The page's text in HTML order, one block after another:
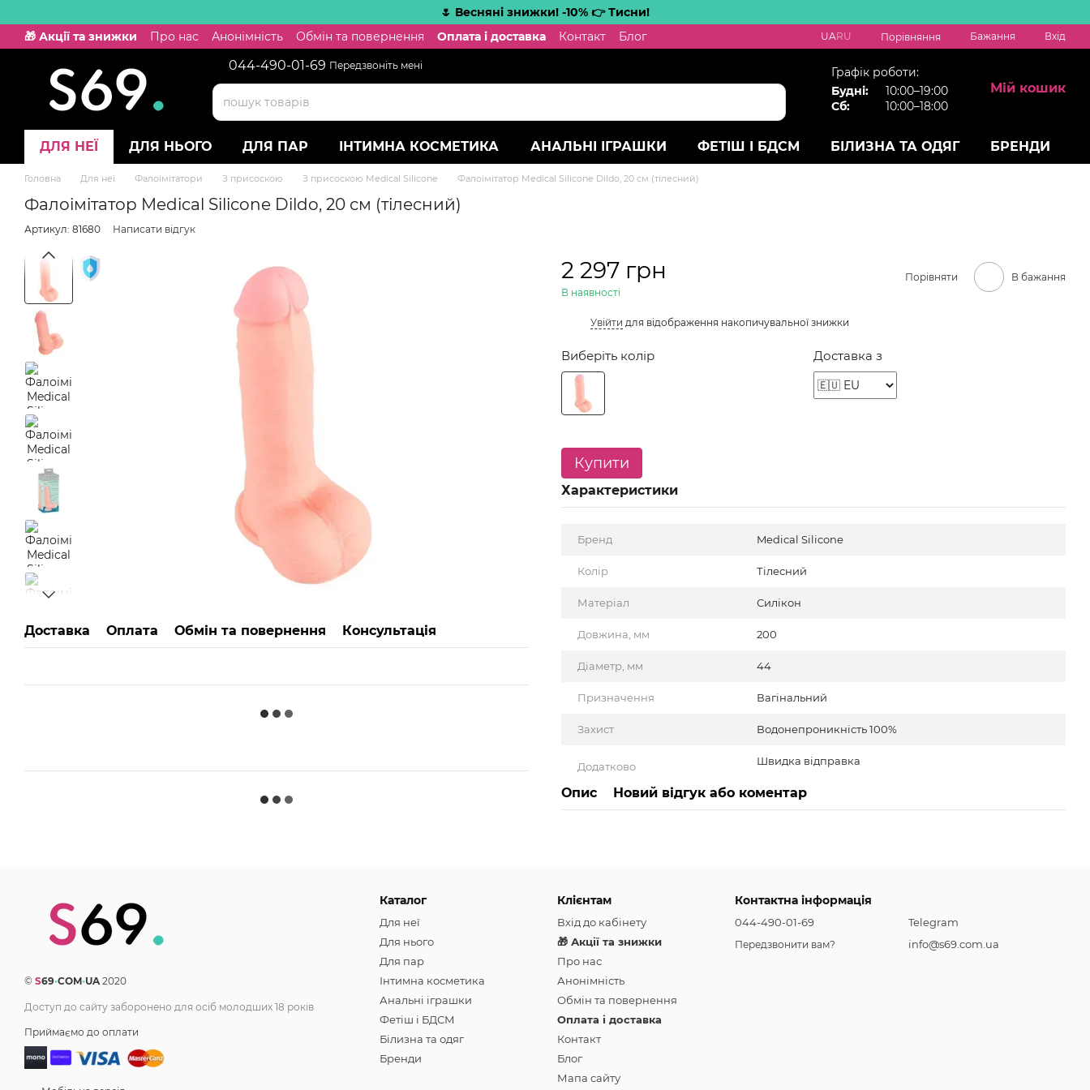
🌷 Весняні знижки! -10% 👉 Тисни!
🎁 Акції та знижки
Про нас Анонімність Обмін та повернення Оплата і доставка Контакт Блог UARU Порівняння Бажання Вхід
044-490-01-69 Передзвоніть мені
Графік роботи:
Будні:
10:00–19:00
Сб:
10:00–18:00
Мій кошик
ДЛЯ НЕЇ ДЛЯ НЬОГО ДЛЯ ПАР ІНТИМНА КОСМЕТИКА АНАЛЬНІ ІГРАШКИ ФЕТІШ І БДСМ БІЛИЗНА ТА ОДЯГ БРЕНДИ
Головна Для неї Фалоімітатори З присоскою З присоскою Medical Silicone Фалоімітатор Medical Silicone Dildo, 20 см (тілесний)
Фалоімітатор Medical Silicone Dildo, 20 см (тілесний)
Артикул: 81680 Написати відгук
Доставка Оплата Обмін та повернення Консультація
2 297 грн
В наявності
Порівняти В бажання
Увійти для відображення накопичувальної знижки
Виберіть колір Доставка з
Купити
Характеристики
Бренд Medical Silicone
Колір Тілесний
Матеріал Силікон
Довжина, мм 200
Діаметр, мм 44
Призначення Вагінальний
Захист Водонепроникність 100%
Додатково Швидка відправка
Опис Новий відгук або коментар
© S69•COM•UA 2020
Доступ до сайту заборонено для осіб молодших 18 років
Приймаємо до оплати
Каталог
Для неї
Для нього
Для пар
Інтимна косметика
Анальні іграшки
Фетіш і БДСМ
Білизна та одяг
Бренди
Клієнтам
Вхід до кабінету
🎁 Акції та знижки
Про нас
Анонімність
Обмін та повернення
Оплата і доставка
Контакт
Блог
Мапа сайту
Контактна інформація
044-490-01-69
Передзвонити вам?
Telegram
info@s69.com.ua